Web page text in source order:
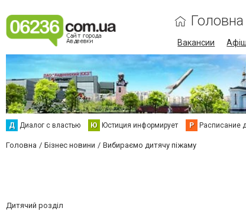
Головна
Вакансии
Д Диалог с властью Ю Юстиция информирует Р Расписание
Головна Бізнес новини Вибираємо дитячу піжаму
Дитячий розділ